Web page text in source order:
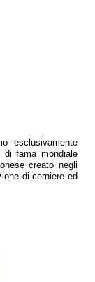
esclusivamente
di fama mondiale
creato negli
di cerniere ed